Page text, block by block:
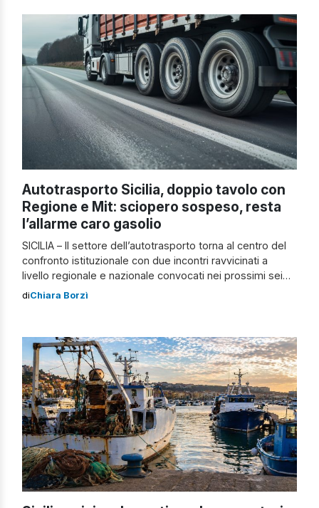
di istituire […]
Autotrasporto Sicilia, doppio tavolo con
Regione e Mit: sciopero sospeso, resta
l’allarme caro gasolio
SICILIA – Il settore dell’autotrasporto torna al centro del
confronto istituzionale con due incontri ravvicinati a
livello regionale e nazionale convocati nei prossimi sei
giorni. Il primo appuntamento è stato fissato dalla
l’autotrasporto e la logistica giorno 16, alle 17.30, a
Palermo. […]
diChiara Borzì